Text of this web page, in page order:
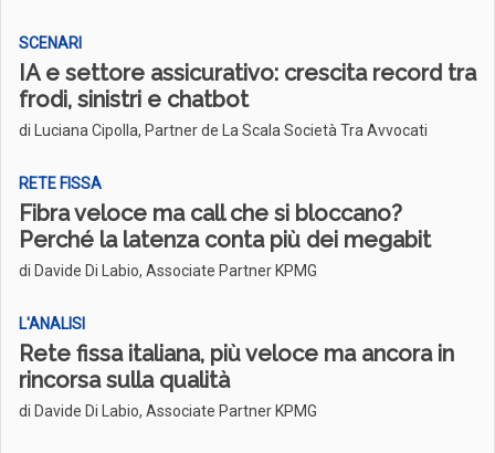
SCENARI
IA e settore assicurativo: crescita record tra
frodi, sinistri e chatbot
di Luciana Cipolla, Partner de La Scala Società Tra Avvocati
RETE FISSA
Fibra veloce ma call che si bloccano?
Perché la latenza conta più dei megabit
di Davide Di Labio, Associate Partner KPMG
L'ANALISI
Rete fissa italiana, più veloce ma ancora in
rincorsa sulla qualità
di Davide Di Labio, Associate Partner KPMG